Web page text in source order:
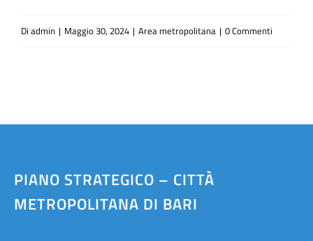
Di admin | Maggio 30, 2024 | Area metropolitana | 0 Commenti
PIANO STRATEGICO – CITTÀ
METROPOLITANA DI BARI